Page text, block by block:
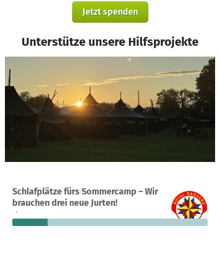
Jetzt spenden
Unterstütze unsere Hilfsprojekte
Schlafplätze fürs Sommercamp – Wir
brauchen drei neue Jurten!
Ein Projekt in Frankenhardt, Deutschland
23 18 %
finanziert
10.230 €
fehlen noch